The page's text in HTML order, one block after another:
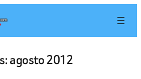
agosto 2012